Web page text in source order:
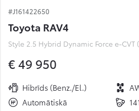
#J161422650
Toyota RAV4
Style 2.5 Hybrid Dynamic Force e-
€ 49 950
Hibrīds (Benz./El.)
Automātiskā